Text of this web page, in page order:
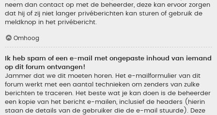
neem dan contact op met de beheerder, deze kan ervoor zorgen
dat hij of zij niet langer privéberichten kan sturen of gebruik de
meldknop in het privébericht.
Omhoog
Ik heb spam of een e-mail met ongepaste inhoud van iemand
op dit forum ontvangen!
Jammer dat we dit moeten horen. Het e-mailformulier van dit
forum werkt met een aantal technieken om zenders van zulke
berichten te traceren. Het beste wat je kan doen is de beheerder
een kopie van het bericht e-mailen, inclusief de headers (hierin
staan de details van de gebruiker die de e-mail stuurde). Deze